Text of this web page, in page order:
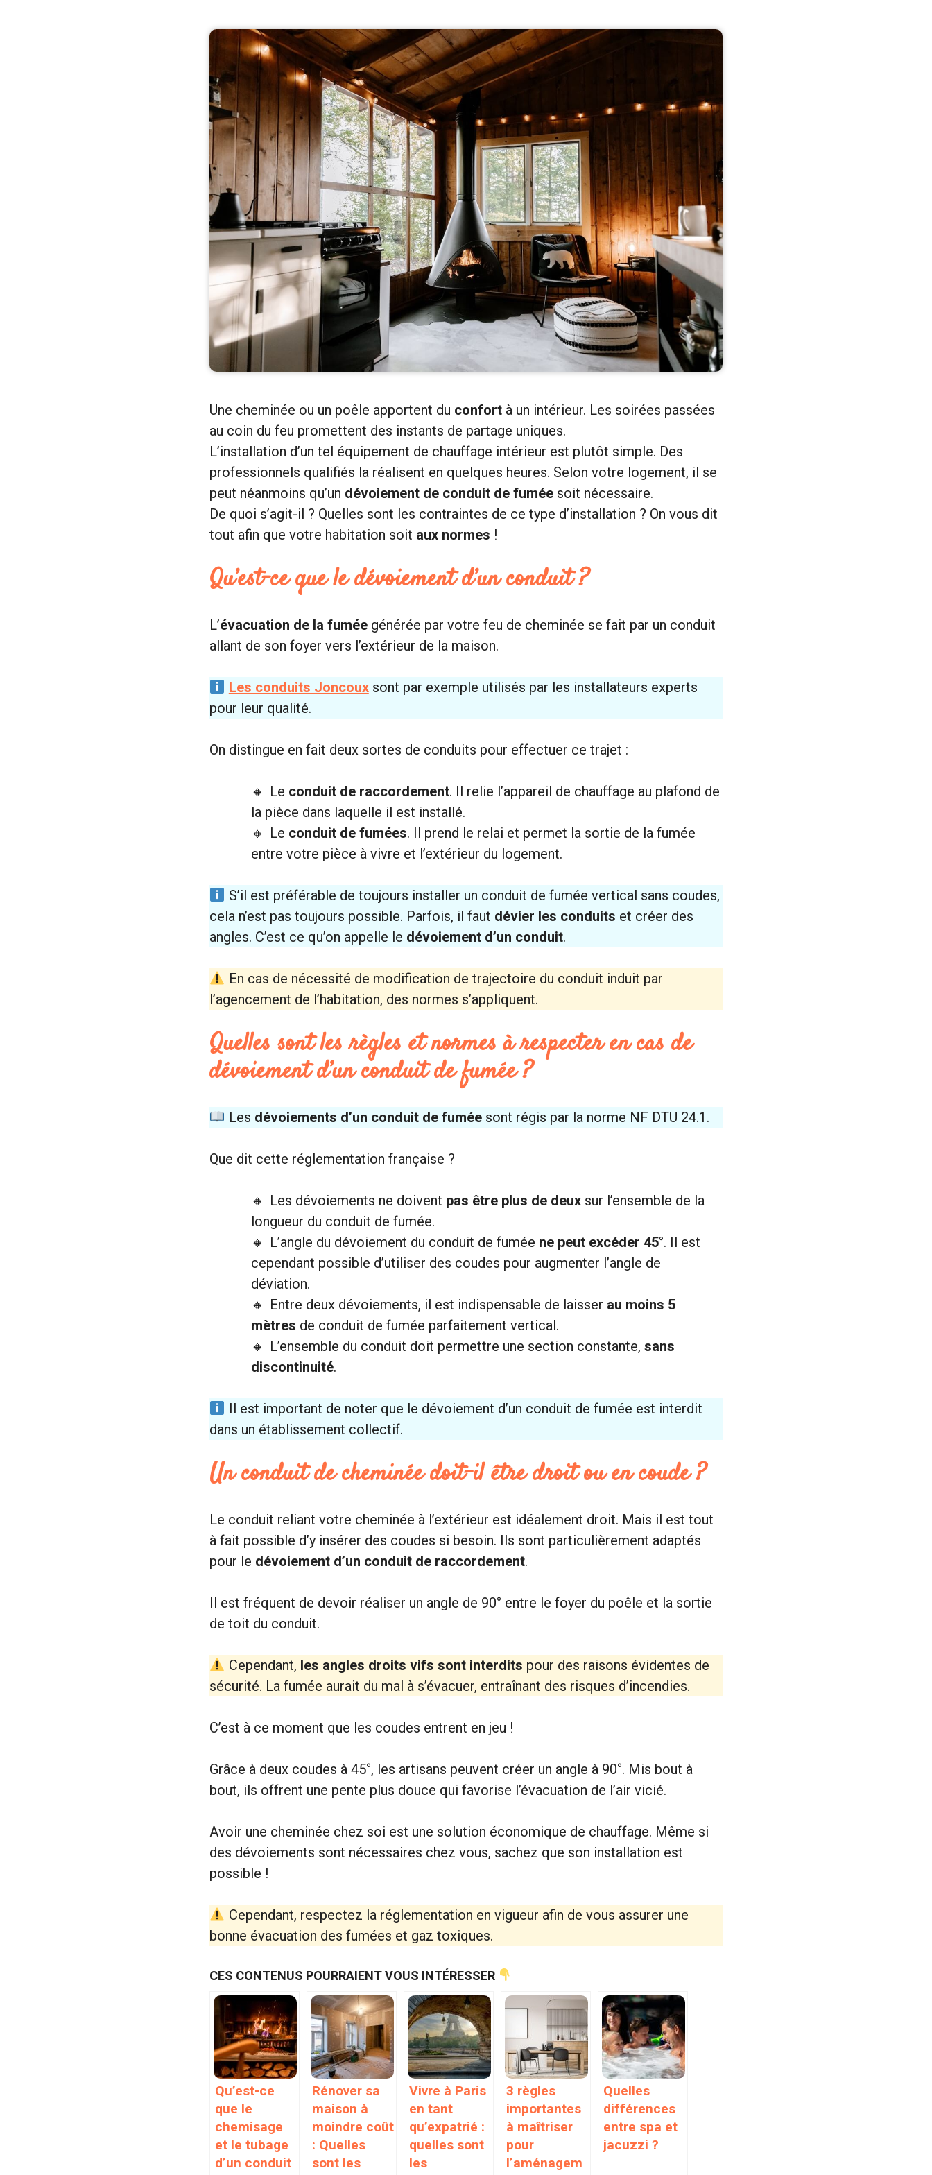
Une cheminée ou un poêle apportent du confort à un intérieur. Les soirées passées
au coin du feu promettent des instants de partage uniques.
L’installation d’un tel équipement de chauffage intérieur est plutôt simple. Des
professionnels qualifiés la réalisent en quelques heures. Selon votre logement, il se
peut néanmoins qu’un dévoiement de conduit de fumée soit nécessaire.
De quoi s’agit-il ? Quelles sont les contraintes de ce type d’installation ? On vous dit
tout afin que votre habitation soit aux normes !
Qu’est-ce que le dévoiement d’un conduit ?
L’évacuation de la fumée générée par votre feu de cheminée se fait par un conduit
allant de son foyer vers l’extérieur de la maison.
Les conduits Joncouxsont par exemple utilisés par les installateurs experts
pour leur qualité.
On distingue en fait deux sortes de conduits pour effectuer ce trajet :
Le conduit de raccordement. Il relie l’appareil de chauffage au plafond de
la pièce dans laquelle il est installé.
Le conduit de fumées. Il prend le relai et permet la sortie de la fumée
entre votre pièce à vivre et l’extérieur du logement.
S’il est préférable de toujours installer un conduit de fumée vertical sans coudes,
cela n’est pas toujours possible. Parfois, il faut dévier les conduits et créer des
angles. C’est ce qu’on appelle le dévoiement d’un conduit.
En cas de nécessité de modification de trajectoire du conduit induit par
l’agencement de l’habitation, des normes s’appliquent.
Quelles sont les règles et normes à respecter en cas de
dévoiement d’un conduit de fumée ?
Les dévoiements d’un conduit de fuméesont régis par la norme NF DTU 24.1.
Que dit cette réglementation française ?
Les dévoiements ne doivent pas être plus de deux sur l’ensemble de la
longueur du conduit de fumée.
L’angle du dévoiement du conduit de fumée ne peut excéder 45°. Il est
cependant possible d’utiliser des coudes pour augmenter l’angle de
déviation.
Entre deux dévoiements, il est indispensable de laisser au moins 5
mètres de conduit de fumée parfaitement vertical.
L’ensemble du conduit doit permettre une section constante, sans
discontinuité.
Il est important de noter que le dévoiement d’un conduit de fumée est interdit
dans un établissement collectif.
Un conduit de cheminée doit-il être droit ou en coude ?
Le conduit reliant votre cheminée à l’extérieur est idéalement droit. Mais il est tout
à fait possible d’y insérer des coudes si besoin. Ils sont particulièrement adaptés
pour le dévoiement d’un conduit de raccordement.
Il est fréquent de devoir réaliser un angle de 90° entre le foyer du poêle et la sortie
de toit du conduit.
Cependant, les angles droits vifs sont interdits pour des raisons évidentes de
sécurité. La fumée aurait du mal à s’évacuer, entraînant des risques d’incendies.
C’est à ce moment que les coudes entrent en jeu !
Grâce à deux coudes à 45°, les artisans peuvent créer un angle à 90°. Mis bout à
bout, ils offrent une pente plus douce qui favorise l’évacuation de l’air vicié.
Avoir une cheminée chez soi est une solution économique de chauffage. Même si
des dévoiements sont nécessaires chez vous, sachez que son installation est
possible !
Cependant, respectez la réglementation en vigueur afin de vous assurer une
bonne évacuation des fumées et gaz toxiques.
CES CONTENUS POURRAIENT VOUS INTÉRESSER
Qu’est-ce
que le
chemisage
et le tubage
d’un conduit
Rénover sa
maison à
moindre coût
: Quelles
sont les
Vivre à Paris
en tant
qu’expatrié :
quelles sont
les
3 règles
importantes
à maîtriser
pour
l’aménagem
Quelles
différences
entre spa et
jacuzzi ?